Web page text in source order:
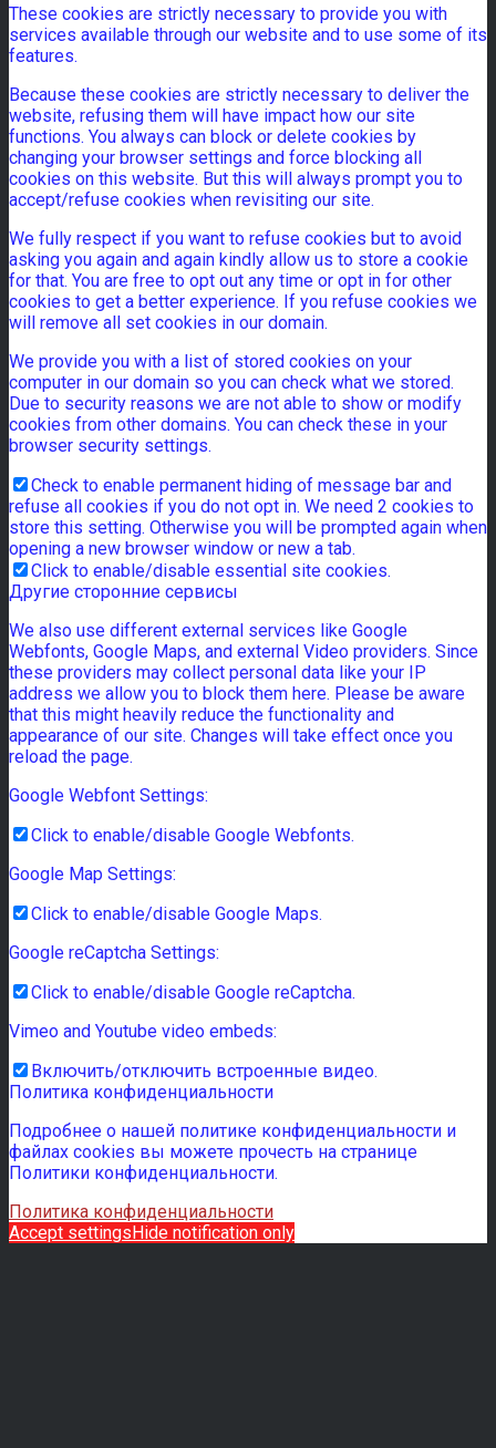
These cookies are strictly necessary to provide you with
services available through our website and to use some of its
features.
Because these cookies are strictly necessary to deliver the
website, refusing them will have impact how our site
functions. You always can block or delete cookies by
changing your browser settings and force blocking all
cookies on this website. But this will always prompt you to
accept/refuse cookies when revisiting our site.
We fully respect if you want to refuse cookies but to avoid
asking you again and again kindly allow us to store a cookie
for that. You are free to opt out any time or opt in for other
cookies to get a better experience. If you refuse cookies we
will remove all set cookies in our domain.
We provide you with a list of stored cookies on your
computer in our domain so you can check what we stored.
Due to security reasons we are not able to show or modify
cookies from other domains. You can check these in your
browser security settings.
Check to enable permanent hiding of message bar and
refuse all cookies if you do not opt in. We need 2 cookies to
store this setting. Otherwise you will be prompted again when
opening a new browser window or new a tab.
Click to enable/disable essential site cookies.
Другие сторонние сервисы
We also use different external services like Google
Webfonts, Google Maps, and external Video providers. Since
these providers may collect personal data like your IP
address we allow you to block them here. Please be aware
that this might heavily reduce the functionality and
appearance of our site. Changes will take effect once you
reload the page.
Google Webfont Settings:
Click to enable/disable Google Webfonts.
Google Map Settings:
Click to enable/disable Google Maps.
Google reCaptcha Settings:
Click to enable/disable Google reCaptcha.
Vimeo and Youtube video embeds:
Включить/отключить встроенные видео.
Политика конфиденциальности
Подробнее о нашей политике конфиденциальности и
файлах cookies вы можете прочесть на странице
Политики конфиденциальности.
Политика конфиденциальности
Accept settingsHide notification only